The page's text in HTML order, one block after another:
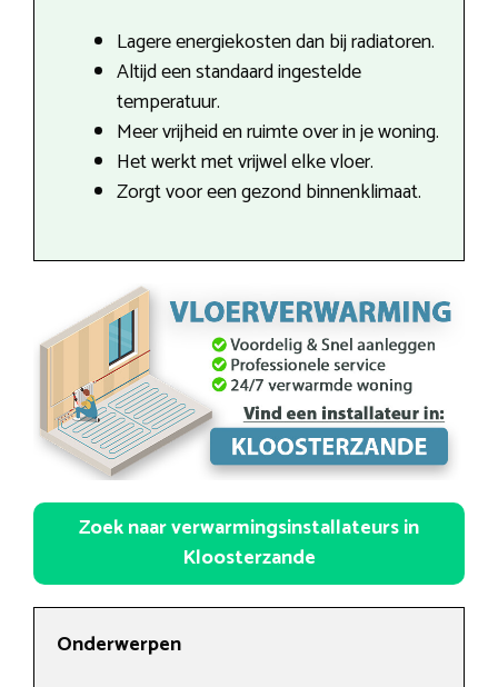
Lagere energiekosten dan bij radiatoren.
Altijd een standaard ingestelde
temperatuur.
Meer vrijheid en ruimte over in je woning.
Het werkt met vrijwel elke vloer.
Zorgt voor een gezond binnenklimaat.
Zoek naar verwarmingsinstallateurs in
Kloosterzande
Onderwerpen